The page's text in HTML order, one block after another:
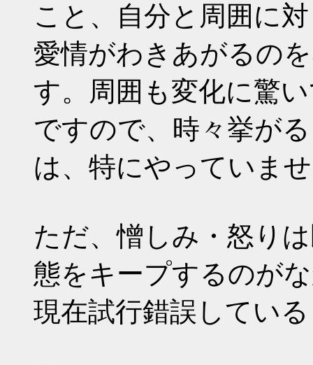
こと、自分と周囲に
愛情がわきあがるの
す。周囲も変化に驚
ですので、時々挙が
は、特にやっていま
ただ、憎しみ・怒り
態をキープするのが
現在試行錯誤してい